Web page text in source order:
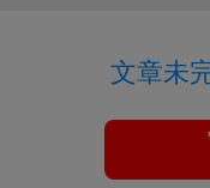
文章未